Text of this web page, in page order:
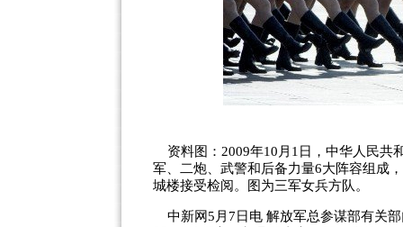
资料图：2009年10月1日，中华人民共
军、二炮、武警和后备力量6大阵容组成
城楼接受检阅。图为三军女兵方队。
中新网5月7日电 解放军总参谋部有关